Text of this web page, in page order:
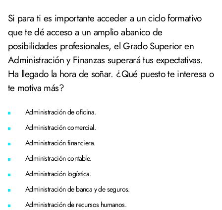
Si para ti es importante acceder a un ciclo formativo
que te dé acceso a un amplio abanico de
posibilidades profesionales, el Grado Superior en
Administración y Finanzas superará tus expectativas.
Ha llegado la hora de soñar. ¿Qué puesto te interesa o
te motiva más?
Administración de oficina.
Administración comercial.
Administración financiera.
Administración contable.
Administración logística.
Administración de banca y de seguros.
Administración de recursos humanos.